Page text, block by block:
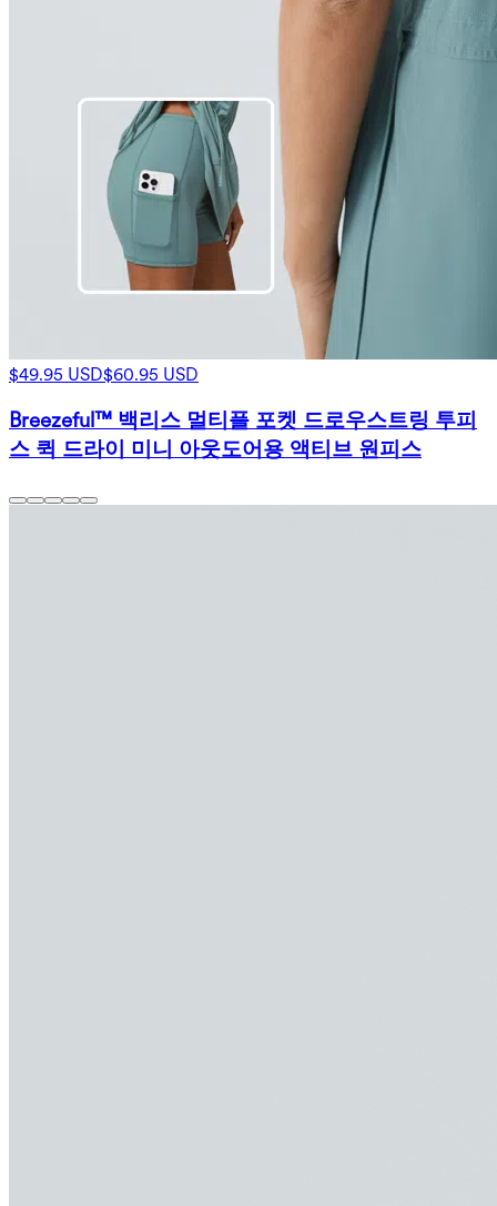
$49.95 USD$60.95 USD
Breezeful™ 백리스 멀티플 포켓 드로우스트링 투피
스 퀵 드라이 미니 아웃도어용 액티브 원피스